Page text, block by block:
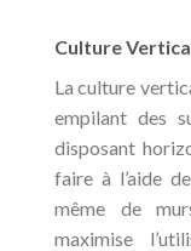
Culture
La culture
empilant des
disposant
faire à l’aide
même de
maximise